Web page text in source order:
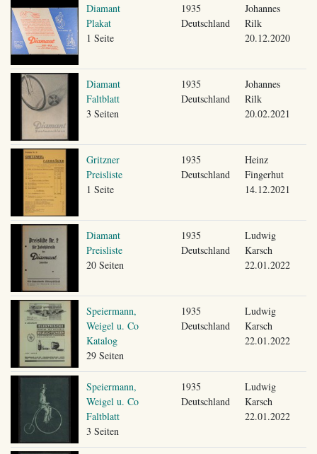
Diamant
Plakat
1 Seite
1935
Deutschland
Johannes
Rilk
20.12.2020
Diamant
Faltblatt
3 Seiten
1935
Deutschland
Johannes
Rilk
20.02.2021
Gritzner
Preisliste
1 Seite
1935
Deutschland
Heinz
Fingerhut
14.12.2021
Diamant
Preisliste
20 Seiten
1935
Deutschland
Ludwig
Karsch
22.01.2022
Speiermann,
Weigel u. Co
Katalog
29 Seiten
1935
Deutschland
Ludwig
Karsch
22.01.2022
Speiermann,
Weigel u. Co
Faltblatt
3 Seiten
1935
Deutschland
Ludwig
Karsch
22.01.2022